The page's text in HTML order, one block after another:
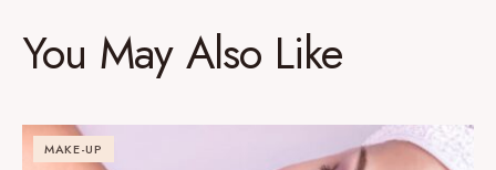
You May Also Like
MAKE-UP